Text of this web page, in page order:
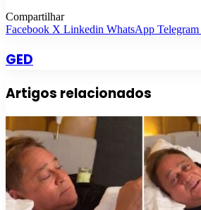
Compartilhar
Facebook X Linkedin WhatsApp Telegram
GED
Artigos relacionados